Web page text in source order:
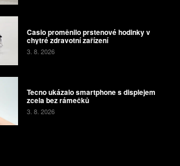
Casio proměnilo prstenové hodinky v
chytré zdravotní zařízení
3. 8. 2026
Tecno ukázalo smartphone s displejem
zcela bez rámečků
3. 8. 2026